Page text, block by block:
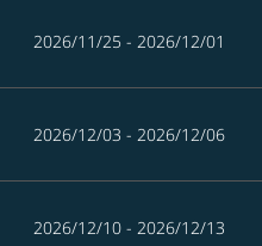
2026/11/25 - 2026/12/01
2026/12/03 - 2026/12/06
2026/12/10 - 2026/12/13